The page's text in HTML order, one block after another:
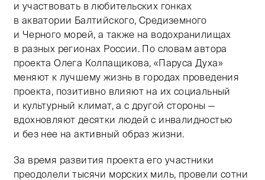
и участвовать в любительских гонках
в акватории Балтийского, Средиземного
и Черного морей, а также на водохранилищах
в разных регионах России. По словам автора
проекта Олега Колпащикова, «Паруса Духа»
меняют​ к лучшему жизнь в городах проведения
проекта, позитивно влияют на их социальный
и культурный климат, а с другой стороны —
вдохновляют десятки людей с инвалидностью
и без нее на активный образ жизни.
За время развития проекта его участники​
преодолели тысячи морских миль, провели сотни